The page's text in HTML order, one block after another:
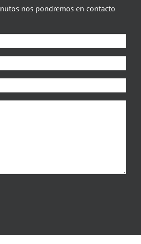
nos pondremos en contacto